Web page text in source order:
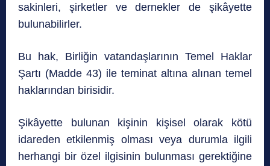
sakinleri, şirketler ve dernekler de şikâyette
bulunabilirler.
Bu hak, Birliğin vatandaşlarının Temel Haklar
Şartı (Madde 43) ile teminat altına alınan temel
haklarından birisidir.
Şikâyette bulunan kişinin kişisel olarak kötü
idareden etkilenmiş olması veya durumla ilgili
herhangi bir özel ilgisinin bulunması gerektiğine